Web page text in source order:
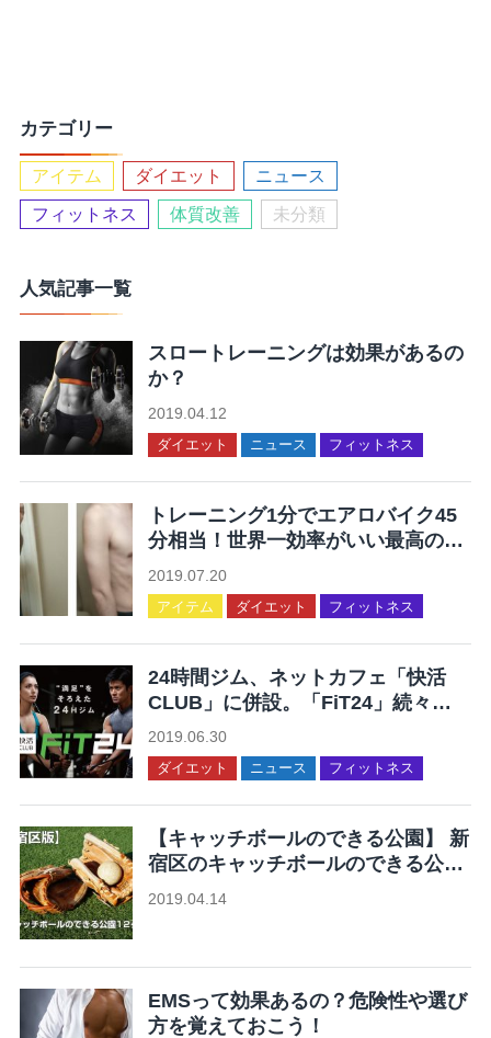
カテゴリー
アイテム ダイエット ニュース
フィットネス 体質改善 未分類
人気記事一覧
スロートレーニングは効果があるの
か？
2019.04.12
ダイエット ニュース フィットネス
トレーニング1分でエアロバイク45
分相当！世界一効率がいい最高の運
動を集めてみた
2019.07.20
アイテム ダイエット フィットネス
24時間ジム、ネットカフェ「快活
CLUB」に併設。「FiT24」続々オ
ープン。
2019.06.30
ダイエット ニュース フィットネス
【キャッチボールのできる公園】 新
宿区のキャッチボールのできる公園
12ヶ所まとめ
2019.04.14
EMSって効果あるの？危険性や選び
方を覚えておこう！